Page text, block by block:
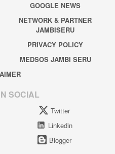
GOOGLE NEWS
NETWORK & PARTNER
JAMBISERU
PRIVACY POLICY
MEDSOS JAMBI SERU
SOCIAL
Twitter
Linkedin
Blogger